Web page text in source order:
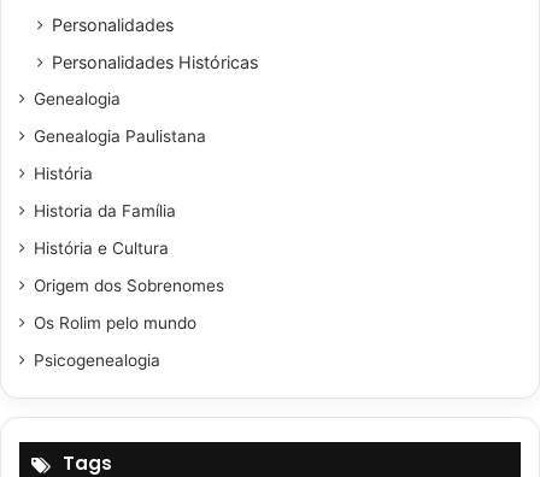
Personalidades
Personalidades Históricas
Genealogia
Genealogia Paulistana
História
Historia da Família
História e Cultura
Origem dos Sobrenomes
Os Rolim pelo mundo
Psicogenealogia
Tags